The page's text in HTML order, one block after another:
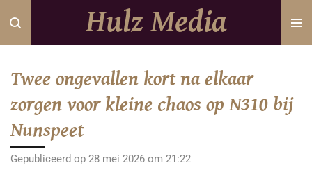
Ga
direct
hoofdinhoud
Hulz Media
Twee ongevallen kort na elkaar
zorgen voor kleine chaos op N310 bij
Nunspeet
Gepubliceerd op 28 mei 2026 om 21:22